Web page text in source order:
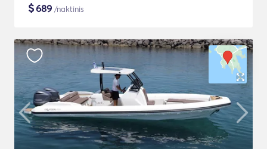
$689 /naktinis